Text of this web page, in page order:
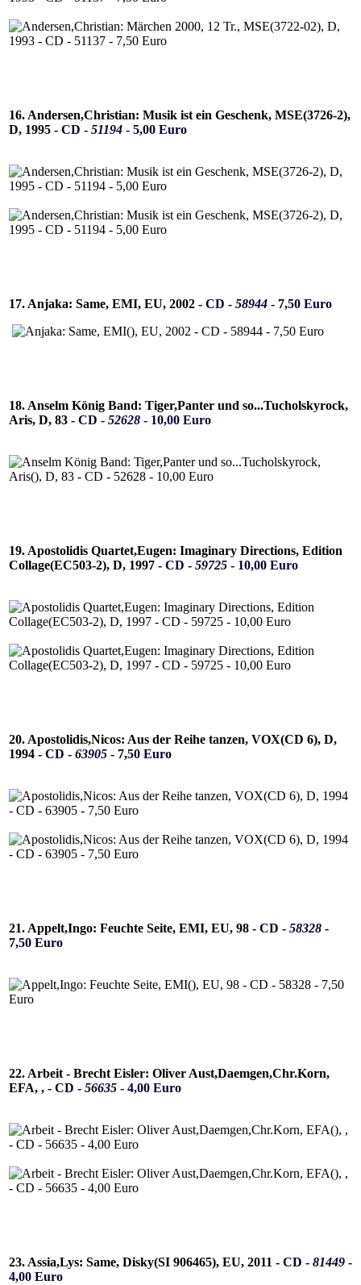
16. Andersen,Christian: Musik ist ein Geschenk, MSE(3726-2),
D, 1995 - CD - 51194 - 5,00 Euro
17. Anjaka: Same, EMI, EU, 2002 - CD - 58944 - 7,50 Euro
18. Anselm König Band: Tiger,Panter und so...Tucholskyrock,
Aris, D, 83 - CD - 52628 - 10,00 Euro
19. Apostolidis Quartet,Eugen: Imaginary Directions, Edition
Collage(EC503-2), D, 1997 - CD - 59725 - 10,00 Euro
20. Apostolidis,Nicos: Aus der Reihe tanzen, VOX(CD 6), D,
1994 - CD - 63905 - 7,50 Euro
21. Appelt,Ingo: Feuchte Seite, EMI, EU, 98 - CD - 58328 -
7,50 Euro
22. Arbeit - Brecht Eisler: Oliver Aust,Daemgen,Chr.Korn,
EFA, , - CD - 56635 - 4,00 Euro
23. Assia,Lys: Same, Disky(SI 906465), EU, 2011 - CD - 81449 -
4,00 Euro